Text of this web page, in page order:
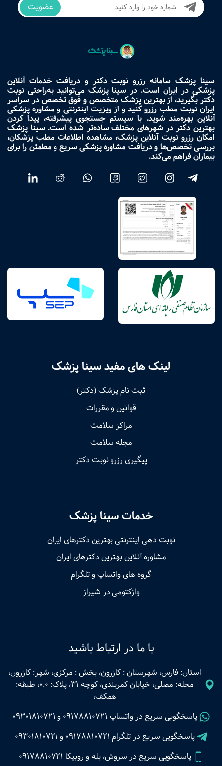
عضویت
سینا پزشک سامانه رزرو نوبت دکتر و دریافت خدمات آنلاین
پزشکی در ایران است. در سینا پزشک می‌توانید به‌راحتی نوبت
دکتر بگیرید، از بهترین پزشک متخصص و فوق تخصص در سراسر
ایران نوبت مطب رزرو کنید و از ویزیت اینترنتی و مشاوره پزشکی
آنلاین بهره‌مند شوید. با سیستم جستجوی پیشرفته، پیدا کردن
بهترین دکتر در شهرهای مختلف ساده‌تر شده است. سینا پزشک
امکان رزرو نوبت آنلاین پزشک، مشاهده اطلاعات مطب پزشکان،
بررسی تخصص‌ها و دریافت مشاوره پزشکی سریع و مطمئن را برای
بیماران فراهم می‌کند.
لینک های مفید سینا پزشک
ثبت نام پزشک (دکتر)
قوانین و مقررات
مراکز سلامت
مجله سلامت
پیگیری رزرو نوبت دکتر
خدمات سینا پزشک
نوبت‌ دهی اینترنتی بهترین دکترهای ایران
مشاوره آنلاین بهترین دکترهای ایران
گروه های واتساپ و تلگرام
وازکتومی در شیراز
با ما در ارتباط باشید
استان: فارس، شهرستان : کازرون، بخش : مرکزی، شهر: کازرون،
محله: مصلی، خیابان کمربندی، کوچه 31، پلاک: 0.0، طبقه:
همکف،
پاسخگویی سریع در واتساپ 09178810721 و 09301810721
پاسخگویی سریع در تلگرام 09178810721 و 09301810721
پاسخگویی سریع در سروش، بله و روبیکا 09178810721